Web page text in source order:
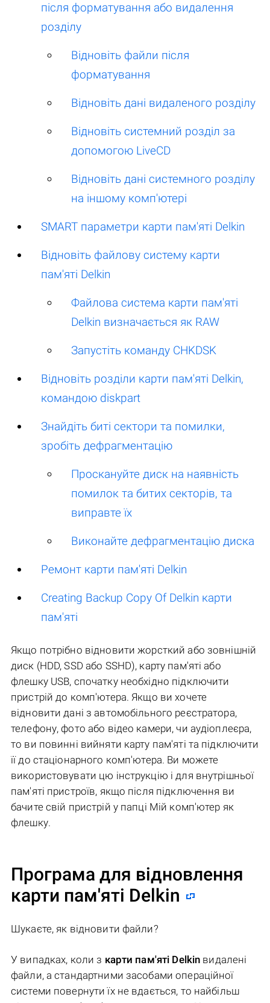
після форматування або видалення
розділу
Відновіть файли після
форматування
Відновіть дані видаленого розділу
Відновіть системний розділ за
допомогою LiveCD
Відновіть дані системного розділу
на іншому комп'ютері
SMART параметри карти пам'яті Delkin
Відновіть файлову систему карти
пам'яті Delkin
Файлова система карти пам'яті
Delkin визначається як RAW
Запустіть команду CHKDSK
Відновіть розділи карти пам'яті Delkin,
командою diskpart
Знайдіть биті сектори та помилки,
зробіть дефрагментацію
Проскануйте диск на наявність
помилок та битих секторів, та
виправте їх
Виконайте дефрагментацію диска
Ремонт карти пам'яті Delkin
Creating Backup Copy Of Delkin карти
пам'яті
Якщо потрібно відновити жорсткий або зовнішній
диск (HDD, SSD або SSHD), карту пам'яті або
флешку USB, спочатку необхідно підключити
пристрій до комп'ютера. Якщо ви хочете
відновити дані з автомобільного реєстратора,
телефону, фото або відео камери, чи аудіоплеєра,
то ви повинні вийняти карту пам'яті та підключити
її до стаціонарного комп'ютера. Ви можете
використовувати цю інструкцію і для внутрішньої
пам'яті пристроїв, якщо після підключення ви
бачите свій пристрій у папці Мій комп'ютер як
флешку.
Програма для відновлення
карти пам'яті Delkin
Шукаєте, як відновити файли?
У випадках, коли з карти пам'яті Delkin видалені
файли, а стандартними засобами операційної
системи повернути їх не вдається, то найбільш